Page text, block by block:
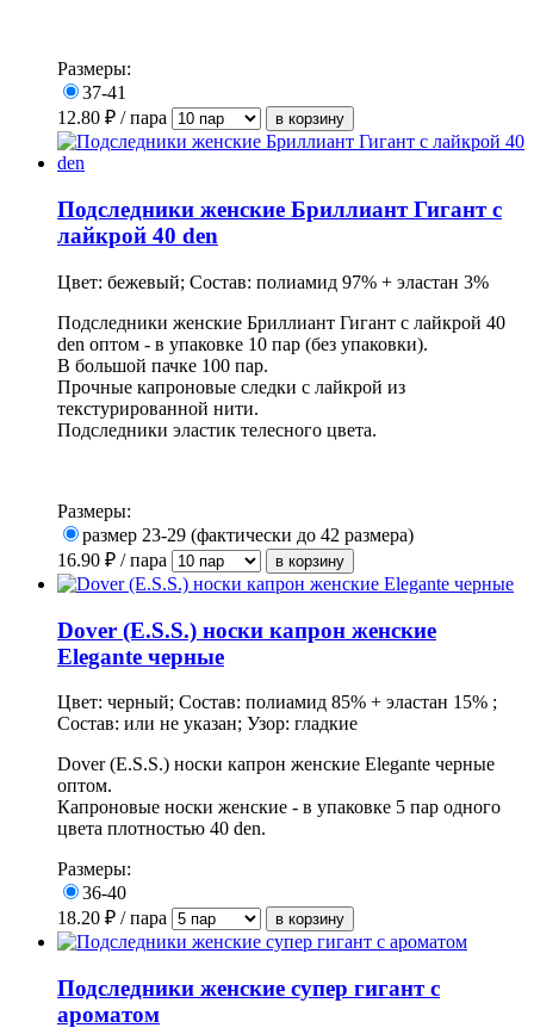
Размеры:
37-41
12.80 ₽ / пара
Подследники женские Бриллиант Гигант с
лайкрой 40 den
Цвет: бежевый; Состав: полиамид 97% + эластан 3%
Подследники женские Бриллиант Гигант с лайкрой 40
den оптом - в упаковке 10 пар (без упаковки).
В большой пачке 100 пар.
Прочные капроновые следки с лайкрой из
текстурированной нити.
Подследники эластик телесного цвета.
Размеры:
размер 23-29 (фактически до 42 размера)
16.90 ₽ / пара
Dover (E.S.S.) носки капрон женские
Elegante черные
Цвет: черный; Состав: полиамид 85% + эластан 15% ;
Состав: или не указан; Узор: гладкие
Dover (E.S.S.) носки капрон женские Elegante черные
оптом.
Капроновые носки женские - в упаковке 5 пар одного
цвета плотностью 40 den.
Размеры:
36-40
18.20 ₽ / пара
Подследники женские супер гигант с
ароматом